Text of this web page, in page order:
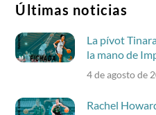
Últimas noticias
La pívot
la mano de
4 de agosto de
Rachel